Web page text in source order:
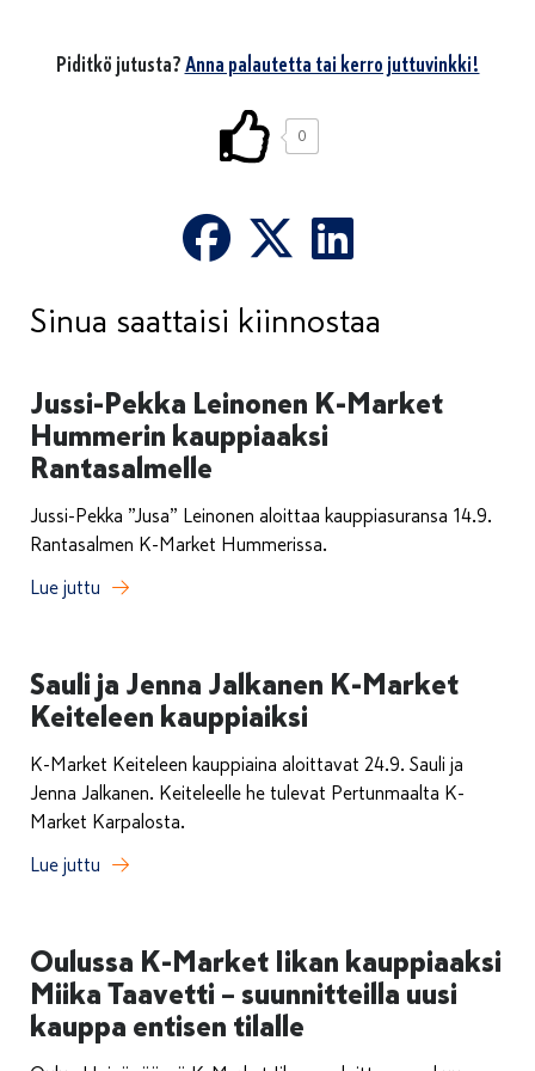
Piditkö jutusta?Anna palautetta tai kerro juttuvinkki!
0
Sinua saattaisi kiinnostaa
Jussi-Pekka Leinonen K-Market
Hummerin kauppiaaksi
Rantasalmelle
Jussi-Pekka ”Jusa” Leinonen aloittaa kauppiasuransa 14.9.
Rantasalmen K-Market Hummerissa.
Lue juttu
Sauli ja Jenna Jalkanen K-Market
Keiteleen kauppiaiksi
K-Market Keiteleen kauppiaina aloittavat 24.9. Sauli ja
Jenna Jalkanen. Keiteleelle he tulevat Pertunmaalta K-
Market Karpalosta.
Lue juttu
Oulussa K-Market Iikan kauppiaaksi
Miika Taavetti – suunnitteilla uusi
kauppa entisen tilalle